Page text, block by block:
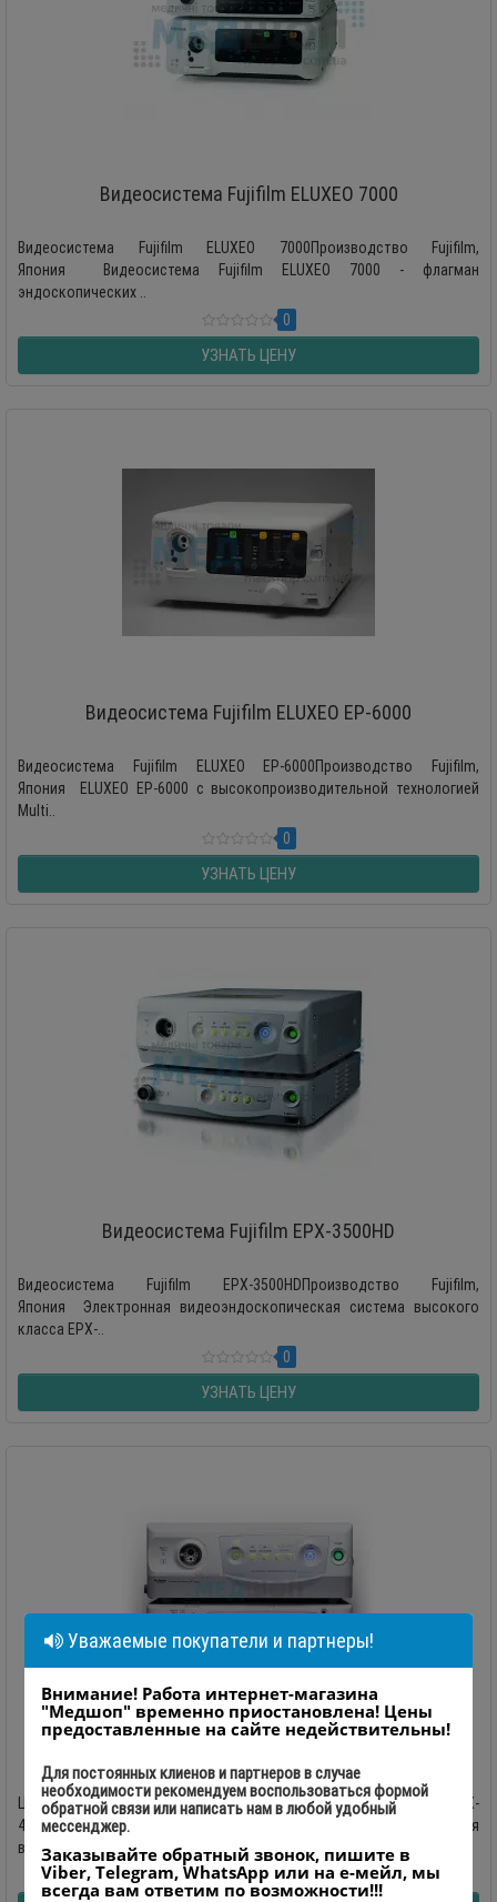
Видеосистема Fujifilm ELUXEO 7000
Видеосистема Fujifilm ELUXEO 7000Производство Fujifilm,
Япония Видеосистема Fujifilm ELUXEO 7000 - флагман
эндоскопических ..
0
УЗНАТЬ ЦЕНУ
Видеосистема Fujifilm ELUXEO EP-6000
Видеосистема Fujifilm ELUXEO EP-6000Производство Fujifilm,
Япония ELUXEO EP-6000 c высокопроизводительной технологией
Multi..
0
УЗНАТЬ ЦЕНУ
Видеосистема Fujifilm EPX-3500HD
Видеосистема Fujifilm EPX-3500HDПроизводство Fujifilm,
Япония Электронная видеоэндоскопическая система высокого
класса EPX-..
0
УЗНАТЬ ЦЕНУ
Цифровая видоэндоскопическая система FUJINON EPX-
4450HDПроизводство Fujifilm, Япония Цифровая
видоэндоскопическая система FUJINO..
0
Уважаемые покупатели и партнеры!
Внимание! Работа интернет-магазина
"Медшоп" временно приостановлена! Цены
предоставленные на сайте недействительны!
Для постоянных клиенов и партнеров в случае
необходимости рекомендуем воспользоваться формой
обратной связи или написать нам в любой удобный
мессенджер.
Заказывайте обратный звонок, пишите в
Viber, Telegram, WhatsApp или на е-мейл, мы
всегда вам ответим по возможности!!!